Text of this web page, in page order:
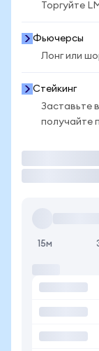
Торгуйте
Фьючерсы
Лонг или
Стейкинг
Заставьте
получайте
15м